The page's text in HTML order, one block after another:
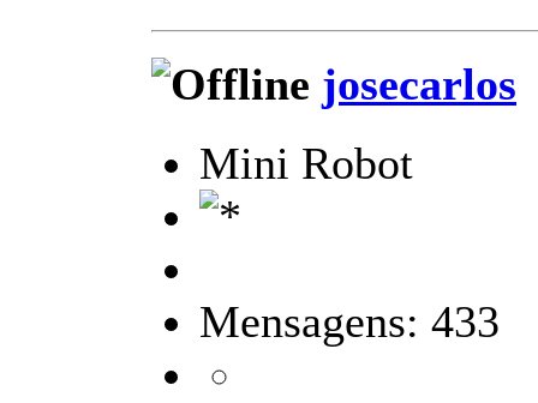
josecarlos
Mini Robot
Mensagens: 433